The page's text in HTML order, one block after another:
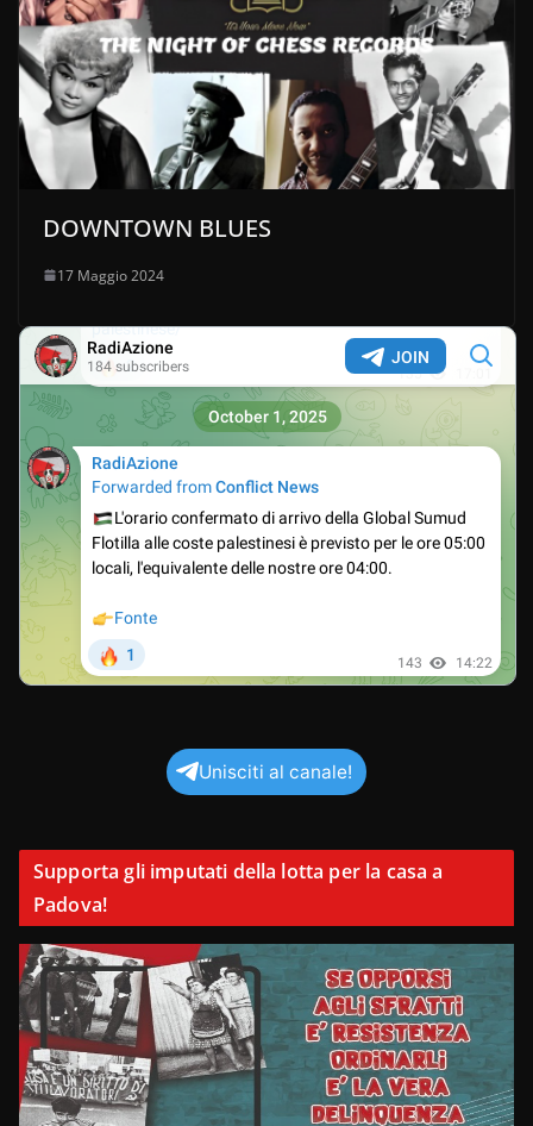
DOWNTOWN BLUES
17 Maggio 2024
Unisciti al canale!
Supporta gli imputati della lotta per la casa a
Padova!